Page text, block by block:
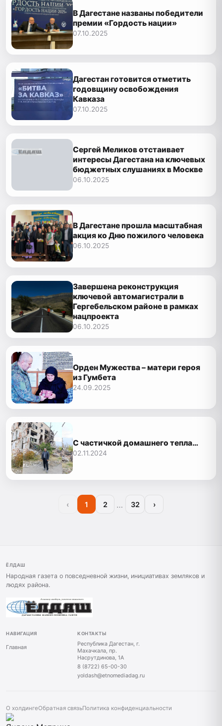
В Дагестане названы победители
премии «Гордость нации»
07.10.2025
Дагестан готовится отметить
годовщину освобождения
Кавказа
07.10.2025
Сергей Меликов отстаивает
интересы Дагестана на ключевых
бюджетных слушаниях в Москве
06.10.2025
В Дагестане прошла масштабная
акция ко Дню пожилого человека
06.10.2025
Завершена реконструкция
ключевой автомагистрали в
Гергебельском районе в рамках
нацпроекта
06.10.2025
Орден Мужества – матери героя
из Гумбета
24.09.2025
С частичкой домашнего тепла…
02.11.2024
‹ 1 2 … 32 ›
ЁЛДАШ
Народная газета о повседневной жизни, инициативах земляков и
людях района.
НАВИГАЦИЯ
Главная
КОНТАКТЫ
Республика Дагестан, г.
Махачкала, пр.
Насрутдинова, 1А
8 (8722) 65-00-30
yoldash@etnomediadag.ru
О холдингеОбратная связьПолитика конфиденциальности